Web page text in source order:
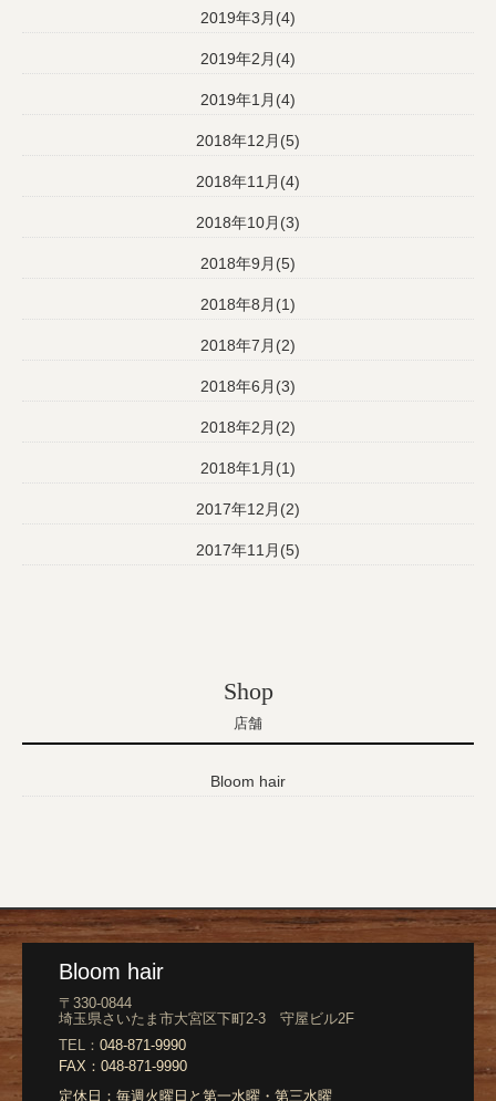
2019年3月(4)
2019年2月(4)
2019年1月(4)
2018年12月(5)
2018年11月(4)
2018年10月(3)
2018年9月(5)
2018年8月(1)
2018年7月(2)
2018年6月(3)
2018年2月(2)
2018年1月(1)
2017年12月(2)
2017年11月(5)
Shop
店舗
Bloom hair
Bloom hair
〒330-0844
埼玉県さいたま市大宮区下町2-3 守屋ビル2F
TEL： 048-871-9990
FAX： 048-871-9990
定休日： 毎週火曜日と第一水曜・第三水曜